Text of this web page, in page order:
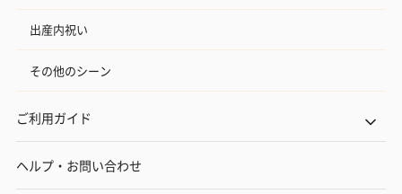
出産内祝い
その他のシーン
ご利用ガイド
ヘルプ・お問い合わせ